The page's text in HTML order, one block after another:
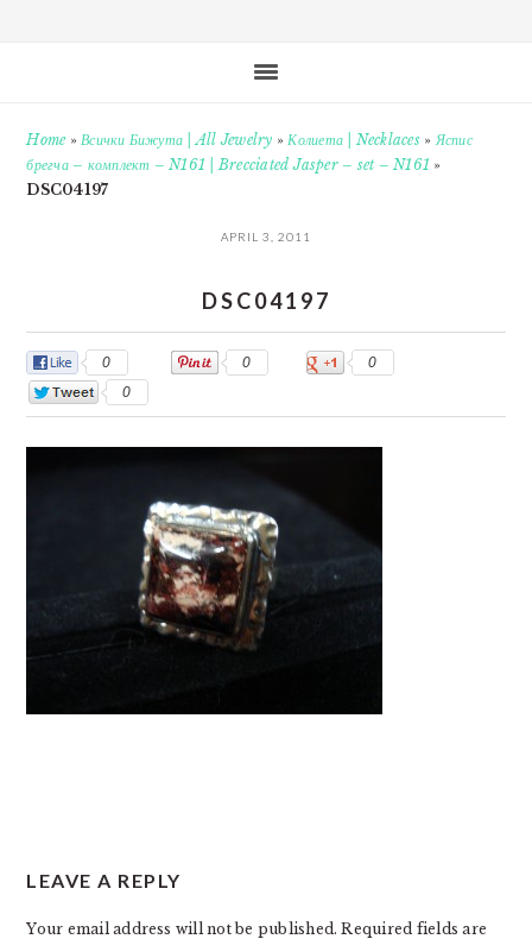
Home»Всички Бижута | All Jewelry »Колиета | Necklaces»Яспис
брегча – комплект – N161 | Brecciated Jasper – set – N161 »
DSC04197
APRIL 3, 2011
DSC04197
0 0
0
0
INTERACTIONS
LEAVE A REPLY
Your email address will not be published. Required fields are